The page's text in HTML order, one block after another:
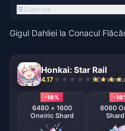
Cuprins
Gigul Dahliei la Conacul
Honkai: Star Rail
4.17 924
-16%
6480 + 1600
Oneiric Shard
-
8080